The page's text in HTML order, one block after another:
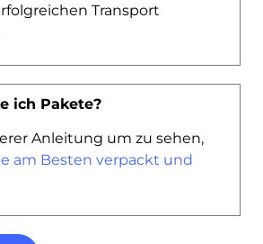
Transport
ich Pakete?
Anleitung um zu sehen,
am Besten verpackt und